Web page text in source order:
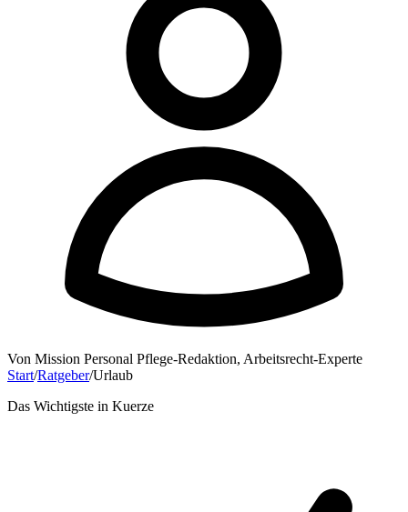
Von Mission Personal Pflege-Redaktion, Arbeitsrecht-Experte
Start/Ratgeber/Urlaub
Das Wichtigste in Kuerze